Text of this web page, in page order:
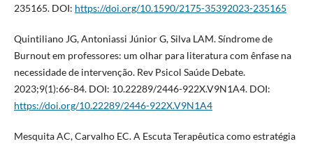
235165. DOI: https://doi.org/10.1590/2175-35392023-235165
Quintiliano JG, Antoniassi Júnior G, Silva LAM. Síndrome de
Burnout em professores: um olhar para literatura com ênfase na
necessidade de intervenção. Rev Psicol Saúde Debate.
2023;9(1):66-84. DOI: 10.22289/2446-922X.V9N1A4. DOI:
https://doi.org/10.22289/2446-922X.V9N1A4
Mesquita AC, Carvalho EC. A Escuta Terapêutica como estratégia